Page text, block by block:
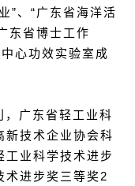
”、“广东省海洋活
东省博士工作
心功效实验室成
广东省轻工业科
新技术企业协会科
工业科学技术进步
术进步奖三等奖2